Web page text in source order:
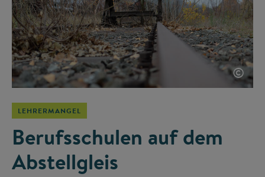
©
LEHRERMANGEL
Berufsschulen auf dem
Abstellgleis